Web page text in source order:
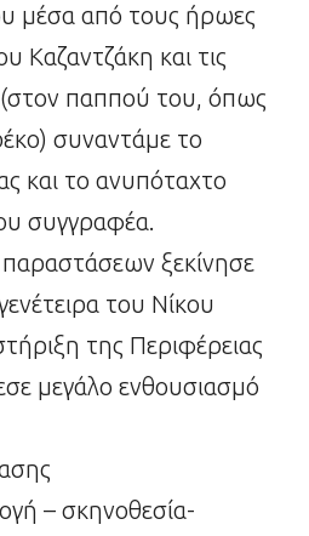
μέσα από τους ήρωες
Καζαντζάκη και τις
(στον παππού του, όπως
συναντάμε το
και το ανυπόταχτο
συγγραφέα.
ξεκίνησε
του Νίκου
της Περιφέρειας
μεγάλο ενθουσιασμό
– σκηνοθεσία-